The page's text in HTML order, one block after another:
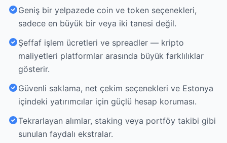
Geniş bir yelpazede coin ve token seçenekleri,
sadece en büyük bir veya iki tanesi değil.
Şeffaf işlem ücretleri ve spreadler — kripto
maliyetleri platformlar arasında büyük farklılıklar
gösterir.
Güvenli saklama, net çekim seçenekleri ve Estonya
içindeki yatırımcılar için güçlü hesap koruması.
Tekrarlayan alımlar, staking veya portföy takibi gibi
sunulan faydalı ekstralar.